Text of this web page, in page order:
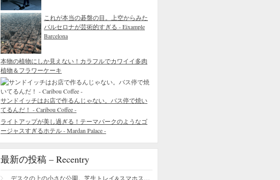
これが本当の碁盤の目。上空からみた
バルセロナが芸術的すぎる - Eixample
Barcelona
本物の植物にしか見えない！カラフルでカワイイ多肉
植物＆フラワーケーキ
サンドイッチはお店で作るんじゃない。バス停で焼い
てるんだ！ - Caribou Coffee -
ライトアップが美し過ぎる！テーマパークのようなゴ
ージャスすぎるホテル - Mardan Palace -
最新の投稿 – Recentry